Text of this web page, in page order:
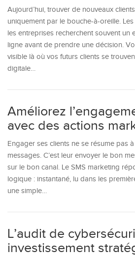
Aujourd’hui, trouver de nouveaux
uniquement par le bouche-à-oreille.
les entreprises recherchent souvent un
ligne avant de prendre une décision.
visible là où vos futurs clients se
digitale…
Améliorez
avec des actions
Engager ses clients ne se résume pas
messages. C’est leur envoyer le bon
sur le bon canal. Le SMS marketing
logique : instantané, lu dans les
une simple…
L’audit de
investissement